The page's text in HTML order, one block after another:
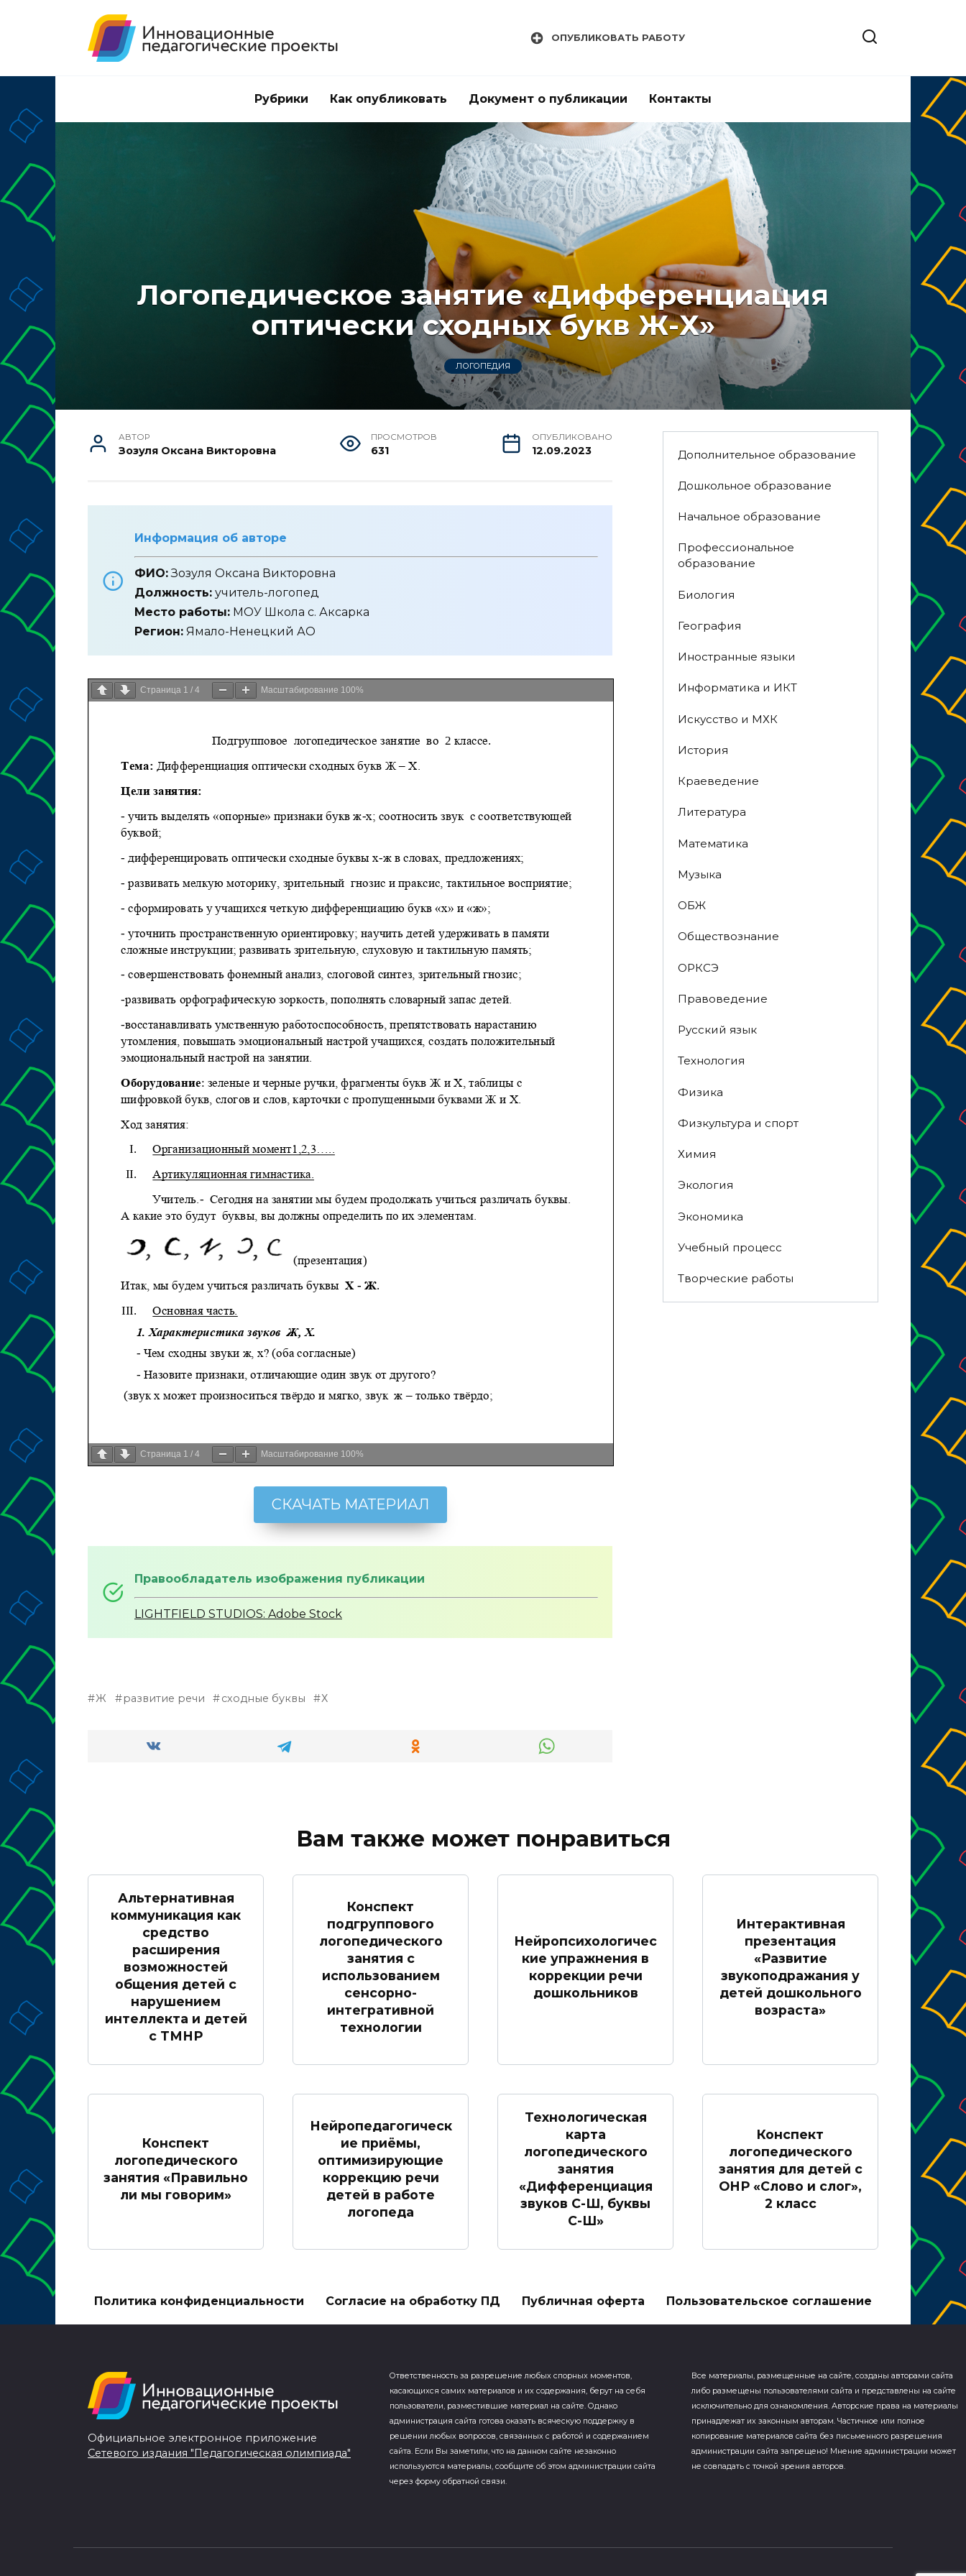
ОПУБЛИКОВАТЬ РАБОТУ
Рубрики Как опубликовать Документ о публикации Контакты
Логопедическое занятие «Дифференциация
оптически сходных букв Ж-Х»
ЛОГОПЕДИЯ
АВТОР
Зозуля Оксана Викторовна
ПРОСМОТРОВ
631
ОПУБЛИКОВАНО
12.09.2023
Информация об авторе
ФИО:Зозуля Оксана Викторовна
Должность: учитель-логопед
Место работы: МОУ Школа с. Аксарка
Регион: Ямало-Ненецкий АО
Страница 1 / 4 Масштабирование 100%
Страница 1 / 4 Масштабирование 100%
СКАЧАТЬ МАТЕРИАЛ
Правообладатель изображения публикации
LIGHTFIELD STUDIOS: Adobe Stock
Ж развитие речи сходные буквы Х
Дополнительное образование
Дошкольное образование
Начальное образование
Профессиональное
образование
Биология
География
Иностранные языки
Информатика и ИКТ
Искусство и МХК
История
Краеведение
Литература
Математика
Музыка
ОБЖ
Обществознание
ОРКСЭ
Правоведение
Русский язык
Технология
Физика
Физкультура и спорт
Химия
Экология
Экономика
Учебный процесс
Творческие работы
Вам также может понравиться
Альтернативная
коммуникация как
средство
расширения
возможностей
общения детей с
нарушением
интеллекта и детей
с ТМНР
Конспект
подгруппового
логопедического
занятия с
использованием
сенсорно-
интегративной
технологии
Нейропсихологичес
кие упражнения в
коррекции речи
дошкольников
Интерактивная
презентация
«Развитие
звукоподражания у
детей дошкольного
возраста»
Конспект
логопедического
занятия «Правильно
ли мы говорим»
Нейропедагогическ
ие приёмы,
оптимизирующие
коррекцию речи
детей в работе
логопеда
Технологическая
карта
логопедического
занятия
«Дифференциация
звуков С-Ш, буквы
С-Ш»
Конспект
логопедического
занятия для детей с
ОНР «Слово и слог»,
2 класс
Политика конфиденциальности Согласие на обработку ПД Публичная оферта Пользовательское соглашение
Официальное электронное приложение
Сетевого издания "Педагогическая олимпиада"
Ответственность за разрешение любых спорных моментов,
касающихся самих материалов и их содержания, берут на себя
пользователи, разместившие материал на сайте. Однако
администрация сайта готова оказать всяческую поддержку в
решении любых вопросов, связанных с работой и содержанием
сайта. Если Вы заметили, что на данном сайте незаконно
используются материалы, сообщите об этом администрации сайта
через форму обратной связи.
Все материалы, размещенные на сайте, созданы авторами сайта
либо размещены пользователями сайта и представлены на сайте
исключительно для ознакомления. Авторские права на материалы
принадлежат их законным авторам. Частичное или полное
копирование материалов сайта без письменного разрешения
администрации сайта запрещено! Мнение администрации может
не совпадать с точкой зрения авторов.